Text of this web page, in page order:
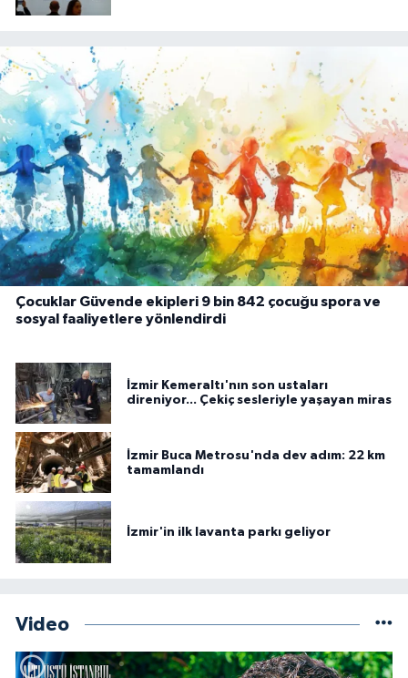
Çocuklar Güvende ekipleri 9 bin 842 çocuğu spora ve
sosyal faaliyetlere yönlendirdi
İzmir Kemeraltı'nın son ustaları
direniyor... Çekiç sesleriyle yaşayan miras
İzmir Buca Metrosu'nda dev adım: 22 km
tamamlandı
İzmir'in ilk lavanta parkı geliyor
Video